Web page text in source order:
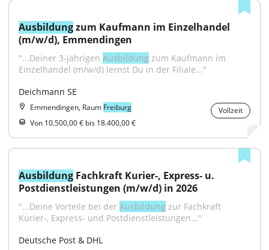
Ausbildung zum Kaufmann im Einzelhandel
(m/w/d), Emmendingen
"...Deiner 3-jährigen Ausbildung zum Kaufmann im
Einzelhandel (m/w/d) lernst Du in der Filiale..."
Deichmann SE
Emmendingen, Raum Freiburg
Vollzeit
Von 10.500,00 € bis 18.400,00 €
Ausbildung Fachkraft Kurier-, Express- u.
Postdienstleistungen (m/w/d) in 2026
"...Deine Vorteile bei der Ausbildung zur Fachkraft
Kurier-, Express- und Postdienstleistungen..."
Deutsche Post & DHL